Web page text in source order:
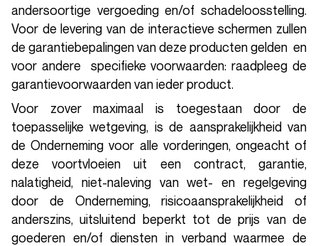
andersoortige vergoeding en/of schadeloosstelling.
Voor de levering van de interactieve schermen zullen
de garantiebepalingen van deze producten gelden en
voor andere specifieke voorwaarden: raadpleeg de
garantievoorwaarden van ieder product.
Voor zover maximaal is toegestaan door de
toepasselijke wetgeving, is de aansprakelijkheid van
de Onderneming voor alle vorderingen, ongeacht of
deze voortvloeien uit een contract, garantie,
nalatigheid, niet-naleving van wet- en regelgeving
door de Onderneming, risicoaansprakelijkheid of
anderszins, uitsluitend beperkt tot de prijs van de
goederen en/of diensten in verband waarmee de